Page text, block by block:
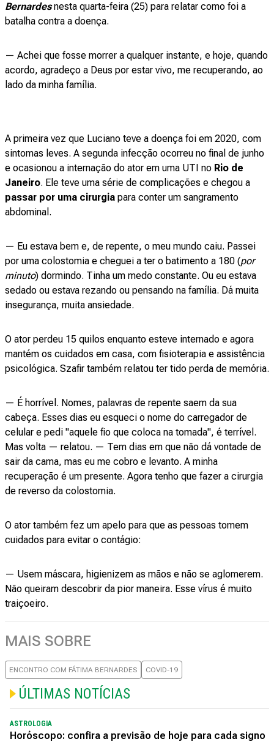
Bernardes nesta quarta-feira (25) para relatar como foi a
batalha contra a doença.
— Achei que fosse morrer a qualquer instante, e hoje, quando
acordo, agradeço a Deus por estar vivo, me recuperando, ao
lado da minha família.
A primeira vez que Luciano teve a doença foi em 2020, com
sintomas leves. A segunda infecção ocorreu no final de junho
e ocasionou a internação do ator em uma UTI no Rio de
Janeiro. Ele teve uma série de complicações e chegou a
passar por uma cirurgia para conter um sangramento
abdominal.
— Eu estava bem e, de repente, o meu mundo caiu. Passei
por uma colostomia e cheguei a ter o batimento a 180 (por
minuto) dormindo. Tinha um medo constante. Ou eu estava
sedado ou estava rezando ou pensando na família. Dá muita
insegurança, muita ansiedade.
O ator perdeu 15 quilos enquanto esteve internado e agora
mantém os cuidados em casa, com fisioterapia e assistência
psicológica. Szafir também relatou ter tido perda de memória.
— É horrível. Nomes, palavras de repente saem da sua
cabeça. Esses dias eu esqueci o nome do carregador de
celular e pedi "aquele fio que coloca na tomada", é terrível.
Mas volta — relatou. — Tem dias em que não dá vontade de
sair da cama, mas eu me cobro e levanto. A minha
recuperação é um presente. Agora tenho que fazer a cirurgia
de reverso da colostomia.
O ator também fez um apelo para que as pessoas tomem
cuidados para evitar o contágio:
— Usem máscara, higienizem as mãos e não se aglomerem.
Não queiram descobrir da pior maneira. Esse vírus é muito
traiçoeiro.
MAIS SOBRE
ENCONTRO COM FÁTIMA BERNARDES COVID-19
ÚLTIMAS NOTÍCIAS
ASTROLOGIA
Horóscopo: confira a previsão de hoje para cada signo